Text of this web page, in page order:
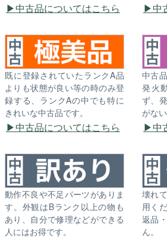
中古品についてはこちら 中
既に登録されていたランクA品
よりも状態が良い等の時のみ登
録する、ランクAの中でも特に
きれいな中古品です。
中古品についてはこちら
中古
発火
ず、
がな
中
動作不良や不足パーツがありま
す。外観はBランク以上の物も
あり、自分で修理などができる
人にはお得です。
壊れ
用く
返品
ん。